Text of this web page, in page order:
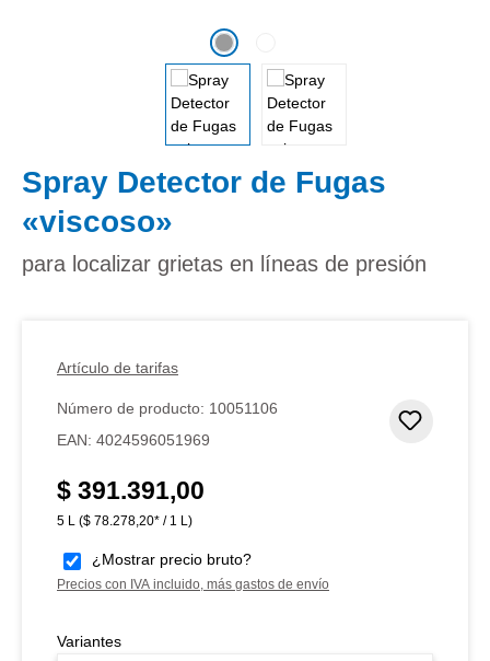
Spray Detector de Fugas
«viscoso»
para localizar grietas en líneas de presión
Artículo de tarifas
Número de producto: 10051106
EAN: 4024596051969
Precio normal:
$ 391.391,00
5 L ($ 78.278,20* / 1 L)
¿Mostrar precio bruto?
Precios con IVA incluido, más gastos de envío
Variantes